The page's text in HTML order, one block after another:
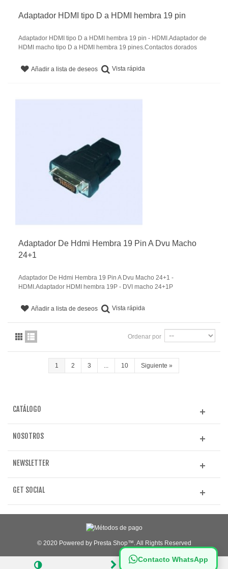
Adaptador HDMI tipo D a HDMI hembra 19 pin
Adaptador HDMI tipo D a HDMI hembra 19 pin - HDMI.Adaptador de
HDMI macho tipo D a HDMI hembra 19 pines.Contactos dorados
Añadir a lista de deseos Vista rápida
Adaptador De Hdmi Hembra 19 Pin A Dvu Macho
24+1
Adaptador De Hdmi Hembra 19 Pin A Dvu Macho 24+1 -
HDMI.Adaptador HDMI hembra 19P - DVI macho 24+1P
Añadir a lista de deseos Vista rápida
Ordenar por
1 2 3 10 Siguiente »
CATÁLOGO
NOSOTROS
NEWSLETTER
GET SOCIAL
Contacto WhatsApp
© 2020 Powered by Presta Shop™. All Rights Reserved